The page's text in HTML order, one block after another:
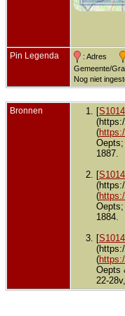
Pin Legenda : Adres
Gemeente/
Nog niet
Bronnen [S1014
(
1887.
[S1014
(
1884.
[S1014
(
Oepts
22-